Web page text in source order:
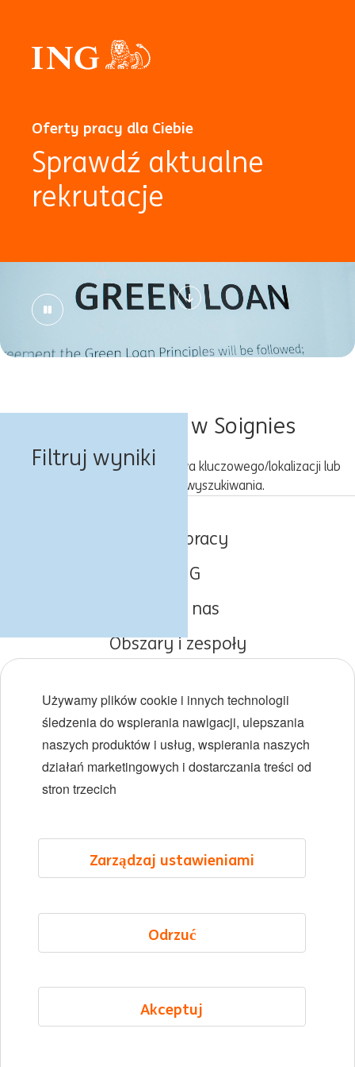
Oferty pracy dla Ciebie
Sprawdź aktualne
rekrutacje
Filtruj wyniki
Oferty pracy w Soignies
Spróbuj z inną kombinacją słowa kluczowego/lokalizacji lub
rozszerz kryteria wyszukiwania.
Oferty pracy
O ING
Poznaj nas
Obszary i zespoły
Różnorodność i inkluzywność
Lokalizacje
LinkedIn YouTube
Mapa strony
Oświadczenie o plikach cookie
Cookie management
Używamy plików cookie i innych technologii
śledzenia do wspierania nawigacji, ulepszania
naszych produktów i usług, wspierania naszych
działań marketingowych i dostarczania treści od
stron trzecich
Akceptuj
Odrzuć
Zarządzaj ustawieniami